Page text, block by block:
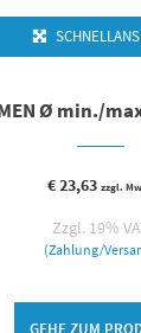
Ø min./
€23,63 zzgl.
Zzgl. 19%
(Zahlung/
GEHE ZUM